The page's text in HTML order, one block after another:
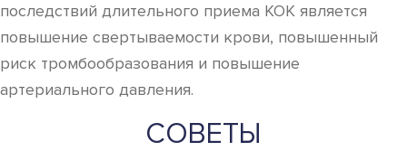
последствий длительного приема КОК является
повышение свертываемости крови, повышенный
риск тромбообразования и повышение
артериального давления.
СОВЕТЫ